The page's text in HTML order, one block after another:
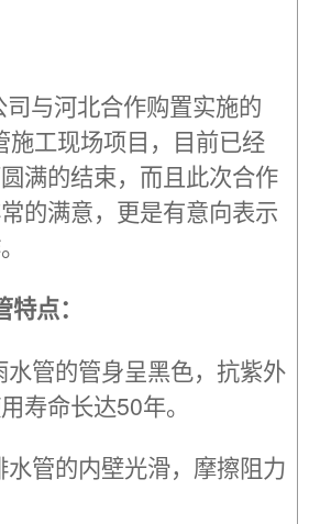
与河北合作购置实施的
施工现场项目，目前已经
满的结束，而且此次合作
的满意，更是有意向表示
点：
水管的管身呈黑色，抗紫外
寿命长达50年。
管的内壁光滑，摩擦阻力